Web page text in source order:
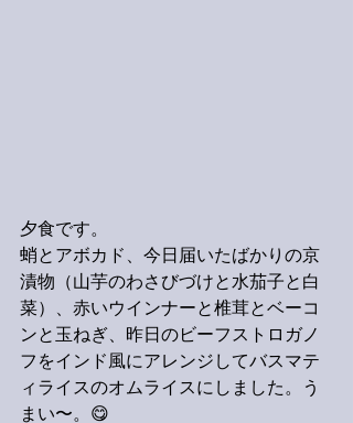
夕食です。
蛸とアボカド、今日届いたばかりの京
漬物（山芋のわさびづけと水茄子と白
菜）、赤いウインナーと椎茸とベーコ
ンと玉ねぎ、昨日のビーフストロガノ
フをインド風にアレンジしてバスマテ
ィライスのオムライスにしました。う
まい〜。😋